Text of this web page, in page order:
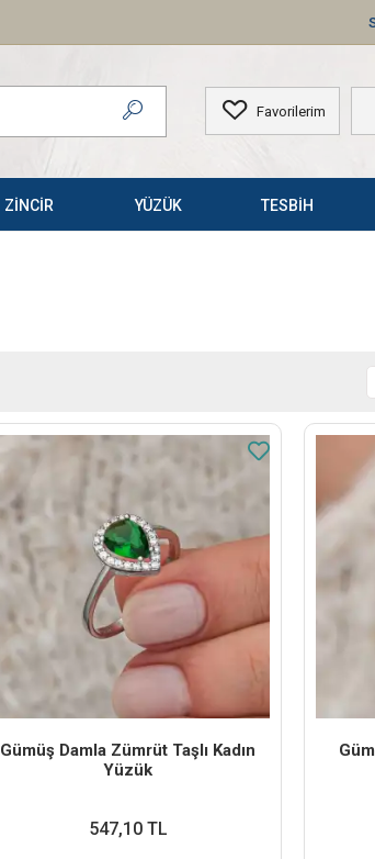
Favorilerim
ZİNCİR YÜZÜK TESBİH
Gümüş Damla Zümrüt Taşlı Kadın
Yüzük
547,10 TL